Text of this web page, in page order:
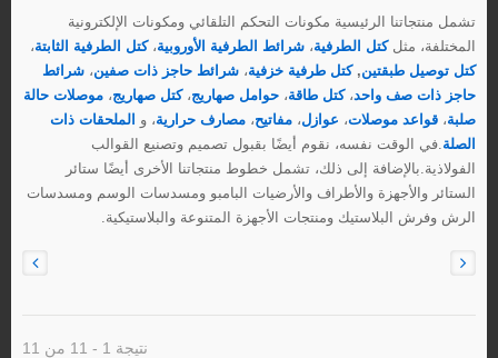
تشمل منتجاتنا الرئيسية مكونات التحكم التلقائي ومكونات الإلكترونية
المختلفة، مثلكتل الطرفية، شرائط الطرفية الأوروبية،كتل الطرفية الثابتة،
كتل توصيل طبقتين, كتل طرفية خزفية، شرائط حاجز ذات صفين، شرائط
حاجز ذات صف واحد،كتل طاقة، حوامل صهاريج،كتل صهاريج، موصلات حالة
صلبة، قواعد موصلات، عوازل، مفاتيح، مصارف حرارية، و الملحقات ذات
الصلة .في الوقت نفسه، نقوم أيضًا بقبول تصميم وتصنيع القوالب
الفولاذية.بالإضافة إلى ذلك، تشمل خطوط منتجاتنا الأخرى أيضًا ستائر
الستائر والأجهزة والأطراف والأرضيات البامبو ومسدسات الوسم ومسدسات
الرش وفرش البلاستيك ومنتجات الأجهزة المتنوعة والبلاستيكية.
نتيجة 1 - 11 من 11